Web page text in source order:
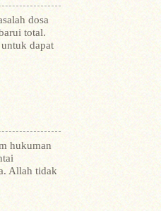
dosa
total.
dapat
hukuman
Allah tidak